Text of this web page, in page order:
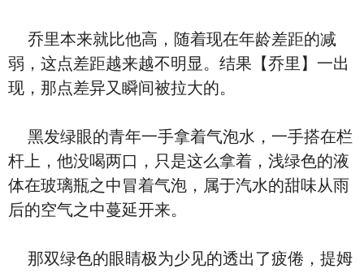
乔里本来就比他高，随着现在年龄差距的减
弱，这点差距越来越不明显。结果【乔里】一出
现，那点差异又瞬间被拉大的。
黑发绿眼的青年一手拿着气泡水，一手搭在栏
杆上，他没喝两口，只是这么拿着，浅绿色的液
体在玻璃瓶之中冒着气泡，属于汽水的甜味从雨
后的空气之中蔓延开来。
那双绿色的眼睛极为少见的透出了疲倦，提姆